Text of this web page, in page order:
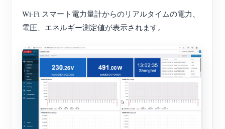
Wi-Fi スマート電力量計からのリアルタイムの電力、
電圧、エネルギー測定値が表示されます。